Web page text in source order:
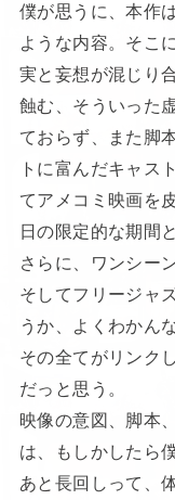
僕が思うに、本作
ような内容。そこ
実と妄想が混じり
蝕む、そういった
ておらず、また脚
トに富んだキャス
てアメコミ映画を
日の限定的な期間
さらに、ワンシー
そしてフリージャ
うか、よくわかん
その全てがリンク
だっと思う。
映像の意図、脚本
は、もしかしたら
あと長回しって、